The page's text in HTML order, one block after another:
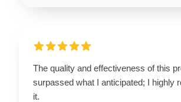
The quality and effectiveness of this
surpassed what I anticipated; I highly
it.